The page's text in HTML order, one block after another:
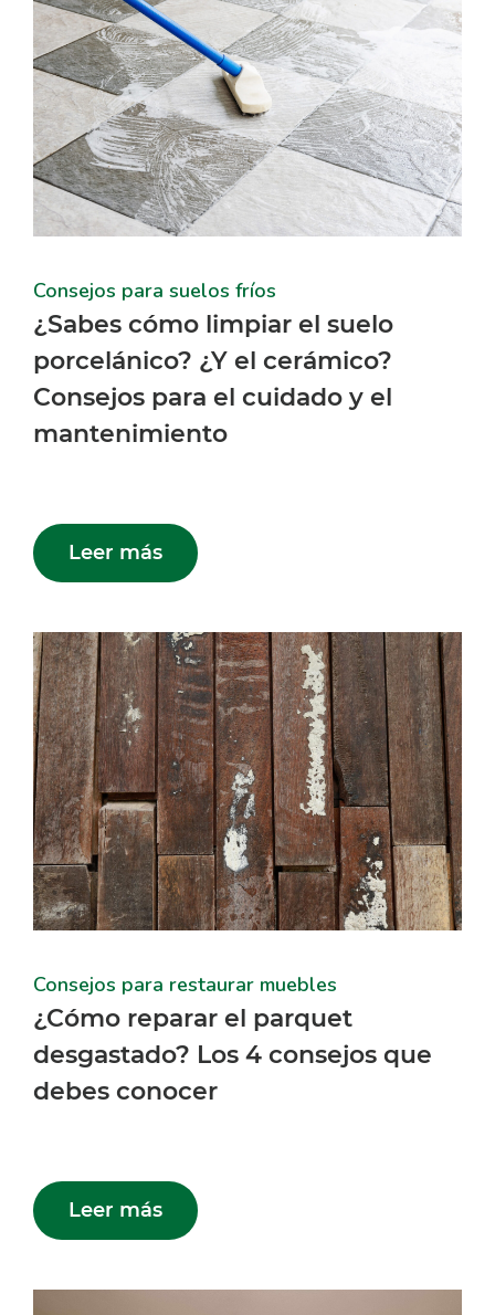
Consejos para suelos fríos
¿Sabes cómo limpiar el suelo
porcelánico? ¿Y el cerámico?
Consejos para el cuidado y el
mantenimiento
Leer más
Consejos para restaurar muebles
¿Cómo reparar el parquet
desgastado? Los 4 consejos que
debes conocer
Leer más